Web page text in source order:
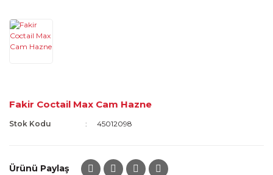
Fakir Coctail Max Cam Hazne
Stok Kodu 45012098
Ürünü Paylaş